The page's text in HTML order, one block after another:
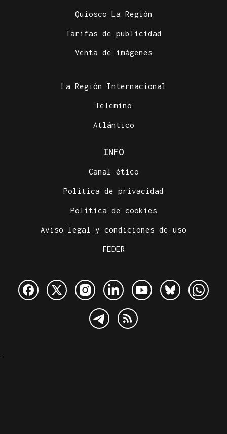
Quiosco La Región
Tarifas de publicidad
Venta de imágenes
La Región Internacional
Telemiño
Atlántico
INFO
Canal ético
Política de privacidad
Política de cookies
Aviso legal y condiciones de uso
FEDER